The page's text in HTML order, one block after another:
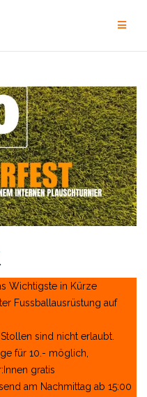
Wichtigste in Kürze
Fussballausrüstung auf
sind nicht erlaubt.
für 10.- möglich,
gratis
am Nachmittag ab 15:00